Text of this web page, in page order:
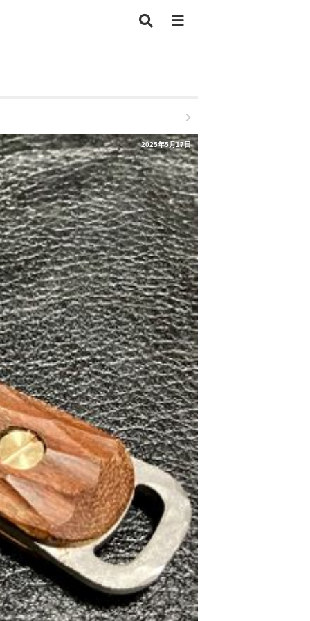
2025年5月17日